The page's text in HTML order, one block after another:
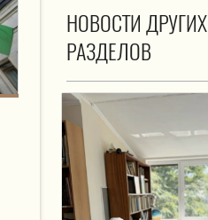
НОВОСТИ ДРУГИХ
РАЗДЕЛОВ